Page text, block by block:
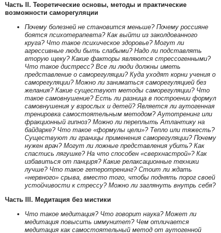
Часть II. Теоретические основы, методы и практические
возможности саморегуляции
Почему болезней не становится меньше? Почему россияне
боятся психотерапевта? Как выйти из заколдованного
круга? Что такое психическое здоровье? Могут ли
агрессивные люди быть слабыми? Надо ли подставлять
вторую щеку? Какие факторы являются стрессогенными?
Что такое дистресс? Все ли люди должны иметь
представление о саморегуляции? Куда уходят корни учения о
саморегуляции? Можно ли заниматься саморегуляцией без
желания? Какие существуют методы саморегуляции? Что
такое самовнушение? Есть ли разница в построении формул
самовнушения у взрослых и детей? Является ли аутогенная
тренировка самостоятельным методом? Аутотренинг или
фракционный гипноз? Можно ли переплыть Атлантику на
байдарке? Что такое «формулы цели»? Тепло или тяжесть?
Существуют ли границы применения саморегуляции? Почему
нужен врач? Могут ли ложные представления убить? Как
спастись лягушке? На что способен «сверхнастрой»? Как
избавиться от панциря? Какие релаксационные техники
лучше? Что такое гетеротренинг? Стоит ли ждать
«нервного» срыва, вместо того, чтобы поднять порог своей
устойчивости к стрессу? Можно ли заглянуть внутрь себя?
Часть III. Медитация без мистики
Что такое медитация? Что говорит наука? Может ли
медитация повысить иммунитет? Чем отличается
медитация как самостоятельный метод от аутогенной